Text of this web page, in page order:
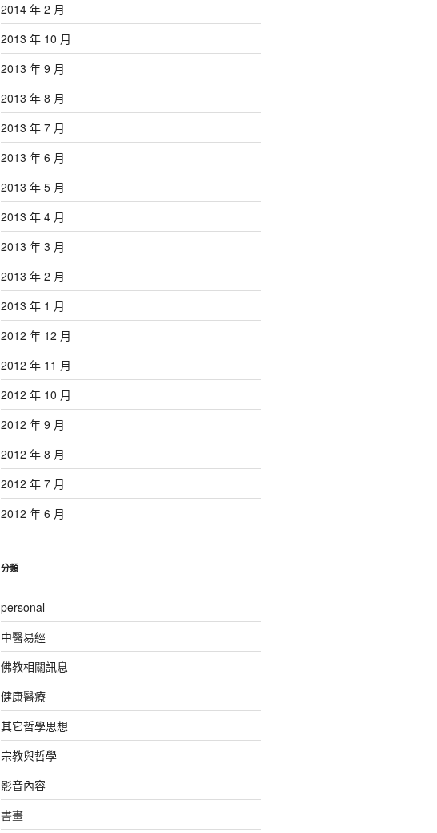
2014 年 2 月
2013 年 10 月
2013 年 9 月
2013 年 8 月
2013 年 7 月
2013 年 6 月
2013 年 5 月
2013 年 4 月
2013 年 3 月
2013 年 2 月
2013 年 1 月
2012 年 12 月
2012 年 11 月
2012 年 10 月
2012 年 9 月
2012 年 8 月
2012 年 7 月
2012 年 6 月
分類
personal
中醫易經
佛教相關訊息
健康醫療
其它哲學思想
宗教與哲學
影音內容
書畫